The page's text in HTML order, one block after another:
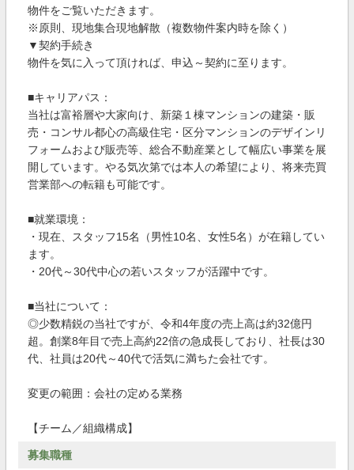
物件をご覧いただきます。
※原則、現地集合現地解散（複数物件案内時を除く）
▼契約手続き
物件を気に入って頂ければ、申込～契約に至ります。
■キャリアパス：
当社は富裕層や大家向け、新築１棟マンションの建築・販
売・コンサル都心の高級住宅・区分マンションのデザインリ
フォームおよび販売等、総合不動産業として幅広い事業を展
開しています。やる気次第では本人の希望により、将来売買
営業部への転籍も可能です。
■就業環境：
・現在、スタッフ15名（男性10名、女性5名）が在籍してい
ます。
・20代～30代中心の若いスタッフが活躍中です。
■当社について：
◎少数精鋭の当社ですが、令和4年度の売上高は約32億円
超。創業8年目で売上高約22倍の急成長しており、社長は30
代、社員は20代～40代で活気に満ちた会社です。
変更の範囲：会社の定める業務
【チーム／組織構成】
募集職種